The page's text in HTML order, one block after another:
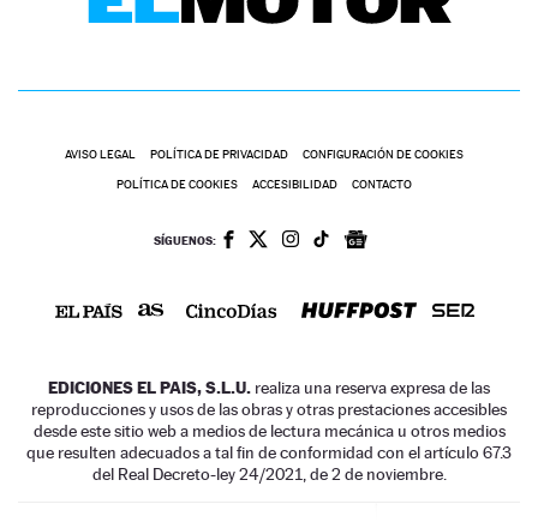
AVISO LEGAL POLÍTICA DE PRIVACIDAD CONFIGURACIÓN DE COOKIES
POLÍTICA DE COOKIES ACCESIBILIDAD CONTACTO
SÍGUENOS:
EDICIONES EL PAIS, S.L.U. realiza una reserva expresa de las
reproducciones y usos de las obras y otras prestaciones accesibles
desde este sitio web a medios de lectura mecánica u otros medios
que resulten adecuados a tal fin de conformidad con el artículo 67.3
del Real Decreto-ley 24/2021, de 2 de noviembre.